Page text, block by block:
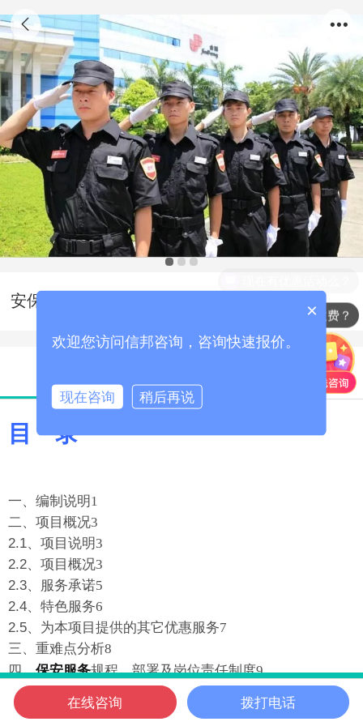
安保服务投标书范本/安保标书
目 录
一、编制说明 1
二、项目概况3
2.1、项目说明3
2.2、项目概况3
2.3、服务承诺5
2.4、特色服务6
2.5、为本项目提供的其它优惠服务7
三、重难点分析8
四、保安服务规程、部署及岗位责任制度9
3.1、项目部组织结构图
3.2、项目部各岗位职责
信邦首页 电话咨询 微信客服 在线咨询 信邦位置
标书代写怎么收费？
×
欢迎您访问信邦咨询，咨询快速报价。
现在咨询 稍后再说
在线咨询 拨打电话